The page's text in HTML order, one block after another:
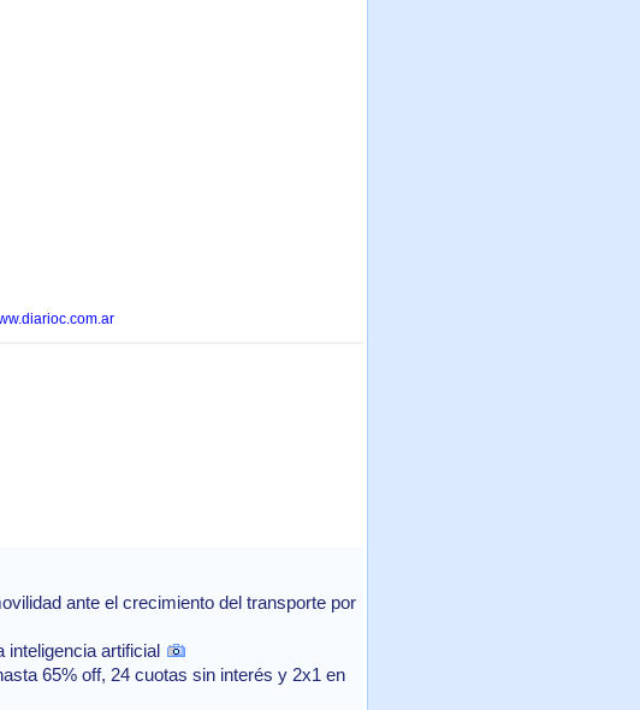
ante el crecimiento del transporte por
inteligencia artificial
65% off, 24 cuotas sin interés y 2x1 en